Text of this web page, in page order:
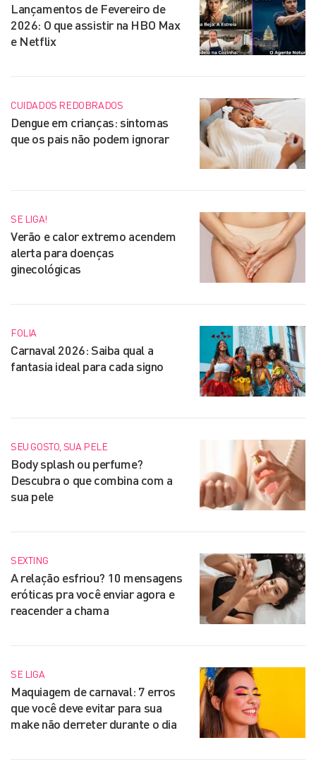
Lançamentos de Fevereiro de
2026: O que assistir na HBO Max
e Netflix
CUIDADOS REDOBRADOS
Dengue em crianças: sintomas
que os pais não podem ignorar
SE LIGA!
Verão e calor extremo acendem
alerta para doenças
ginecológicas
FOLIA
Carnaval 2026: Saiba qual a
fantasia ideal para cada signo
SEU GOSTO, SUA PELE
Body splash ou perfume?
Descubra o que combina com a
sua pele
SEXTING
A relação esfriou? 10 mensagens
eróticas pra você enviar agora e
reacender a chama
SE LIGA
Maquiagem de carnaval: 7 erros
que você deve evitar para sua
make não derreter durante o dia